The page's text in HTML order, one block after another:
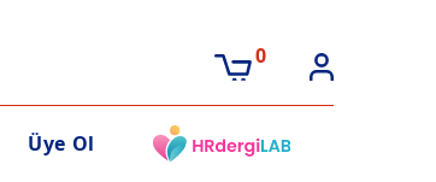
0
Üye Ol